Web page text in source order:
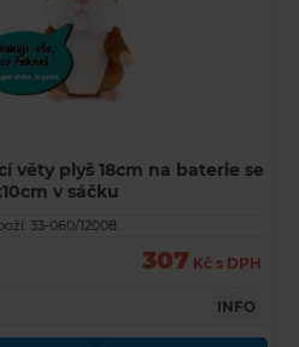
věty plyš 18cm na baterie se
v sáčku
33-060/12008
307 Kč s DPH
INFO